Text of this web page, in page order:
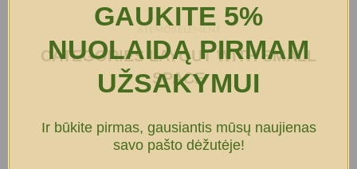
XTEMOS ELEMENT
CATEGORIES LAYOUT WITH SMALL
SPACE
GAUKITE 5%
NUOLAIDĄ PIRMAM
UŽSAKYMUI
Ir būkite pirmas, gausiantis mūsų naujienas
savo pašto dėžutėje!